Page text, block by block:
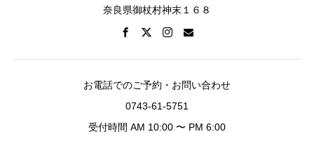
奈良県御杖村神末１６８
お電話でのご予約・お問い合わせ
0743-61-5751
受付時間 AM 10:00 〜 PM 6:00